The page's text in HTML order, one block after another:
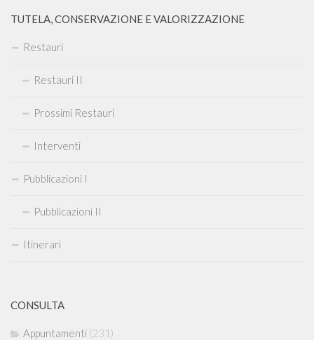
TUTELA, CONSERVAZIONE E VALORIZZAZIONE
Restauri
Restauri II
Prossimi Restauri
Interventi
Pubblicazioni I
Pubblicazioni II
Itinerari
CONSULTA
Appuntamenti (231)